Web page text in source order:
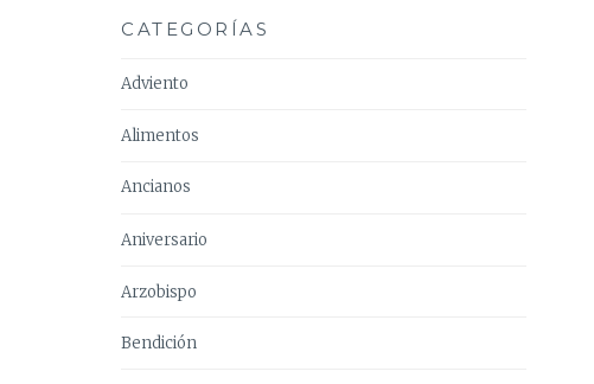
CATEGORÍAS
Adviento
Alimentos
Ancianos
Aniversario
Arzobispo
Bendición